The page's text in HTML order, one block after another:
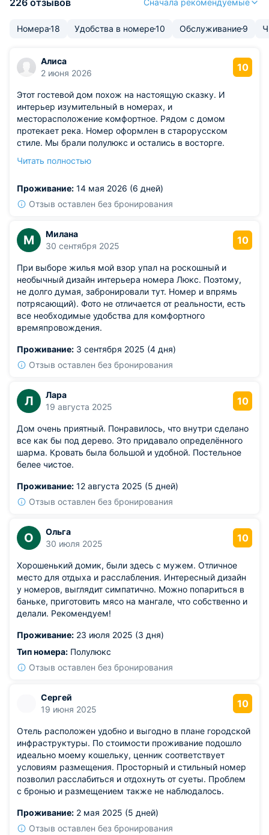
226 отзывов Сначала рекомендуемые
Номера18 Удобства в номере10 Обслуживание9
Алиса
2 июня 2026
10
Этот гостевой дом похож на настоящую сказку. И
интерьер изумительный в номерах, и
месторасположение комфортное. Рядом с домом
протекает река. Номер оформлен в старорусском
стиле. Мы брали полулюкс и остались в восторге.
которая изумительно оформлена в старорусских
комфортно, так как все необходимые условия для этого
есть.
Читать полностью
Проживание: 14 мая 2026 (6 дней)
Отзыв оставлен без бронирования
М
Милана
30 сентября 2025
10
При выборе жилья мой взор упал на роскошный и
необычный дизайн интерьера номера Люкс. Поэтому,
не долго думая, забронировали тут. Номер и впрямь
потрясающий). Фото не отличается от реальности, есть
все необходимые удобства для комфортного
времяпровождения.
Проживание: 3 сентября 2025 (4 дня)
Отзыв оставлен без бронирования
Л
Лара
19 августа 2025
10
Дом очень приятный. Понравилось, что внутри сделано
все как бы под дерево. Это придавало определённого
шарма. Кровать была большой и удобной. Постельное
белее чистое.
Проживание: 12 августа 2025 (5 дней)
Отзыв оставлен без бронирования
О
Ольга
30 июля 2025
10
Хорошенький домик, были здесь с мужем. Отличное
место для отдыха и расслабления. Интересный дизайн
у номеров, выглядит симпатично. Можно попариться в
баньке, приготовить мясо на мангале, что собственно и
делали. Рекомендуем!
Проживание: 23 июля 2025 (3 дня)
Тип номера: Полулюкс
Отзыв оставлен без бронирования
Сергей
19 июня 2025
10
Отель расположен удобно и выгодно в плане городской
инфраструктуры. По стоимости проживание подошло
идеально моему кошельку, ценник соответствует
условиям размещения. Просторный и стильный номер
позволил расслабиться и отдохнуть от суеты. Проблем
с бронью и размещением также не наблюдалось.
Проживание: 2 мая 2025 (5 дней)
Отзыв оставлен без бронирования